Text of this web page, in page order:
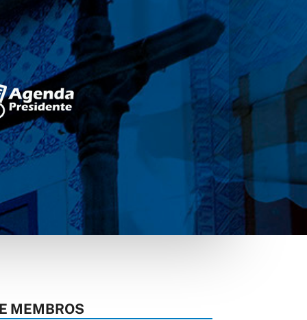
MEMBROS